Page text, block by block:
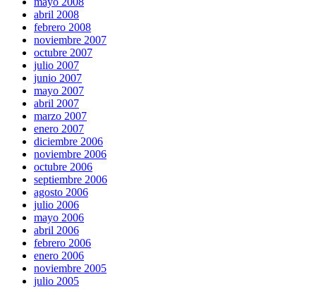
abril 2008
febrero 2008
noviembre 2007
octubre 2007
julio 2007
junio 2007
mayo 2007
abril 2007
marzo 2007
enero 2007
diciembre 2006
noviembre 2006
octubre 2006
septiembre 2006
agosto 2006
julio 2006
mayo 2006
abril 2006
febrero 2006
enero 2006
noviembre 2005
julio 2005